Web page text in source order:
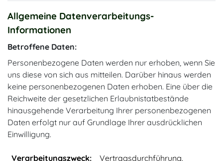
Allgemeine Datenverarbeitungs-
Informationen
Betroffene Daten:
Personenbezogene Daten werden nur erhoben, wenn Sie
uns diese von sich aus mitteilen. Darüber hinaus werden
keine personenbezogenen Daten erhoben. Eine über die
Reichweite der gesetzlichen Erlaubnistatbestände
hinausgehende Verarbeitung Ihrer personenbezogenen
Daten erfolgt nur auf Grundlage Ihrer ausdrücklichen
Einwilligung.
Verarbeitungszweck: Vertragsdurchführung.